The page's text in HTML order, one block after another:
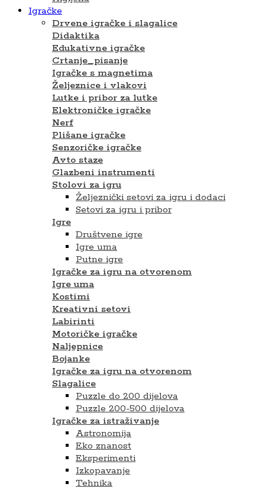
Igračke
Drvene igračke i slagalice
Didaktika
Edukativne igračke
Crtanje_pisanje
Igračke s magnetima
Željeznice i vlakovi
Lutke i pribor za lutke
Elektroničke igračke
Nerf
Plišane igračke
Senzoričke igračke
Avto staze
Glazbeni instrumenti
Stolovi za igru
Željeznički setovi za igru i dodaci
Setovi za igru ​​i pribor
Igre
Društvene igre
Igre uma
Putne igre
Igračke za igru na otvorenom
Igre uma
Kostimi
Kreativni setovi
Labirinti
Motoričke igračke
Naljepnice
Bojanke
Igračke za igru na otvorenom
Slagalice
Puzzle do 200 dijelova
Puzzle 200-500 dijelova
Igračke za istraživanje
Astronomija
Eko znanost
Eksperimenti
Izkopavanje
Tehnika